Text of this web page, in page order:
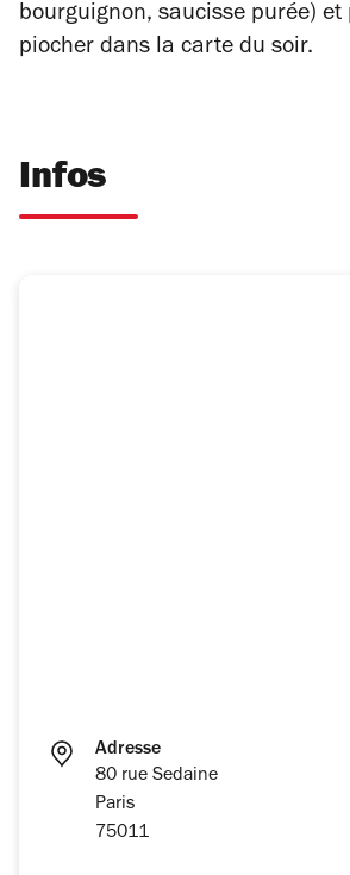
bourguignon, saucisse purée)
piocher dans la carte du soir.
Infos
Adresse
80 rue Sedaine
Paris
75011